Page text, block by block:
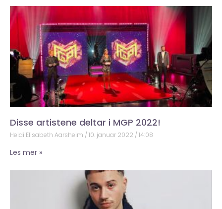
Disse artistene deltar i MGP 2022!
Heidi Elisabeth Aarsheim 10. januar 2022 14:08
Les mer »